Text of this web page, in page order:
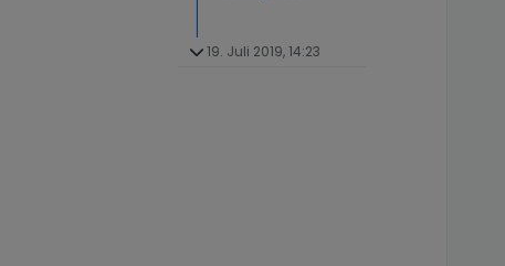
19. Juli 2019, 14:23